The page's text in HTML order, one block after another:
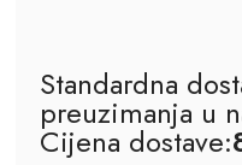
Standardna
preuzimanja u
Cijena dostave: